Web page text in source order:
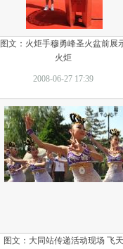
图文：火炬手穆勇峰圣火盆前展
火炬
2008-06-27 17:39
图文：大同站传递活动现场 飞天